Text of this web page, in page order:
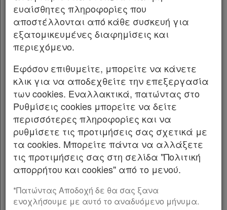
Άρθρο 6
ΚΕΦΑΛΑΙΟ Γ’ [-]
Άρθρο 7 [-]
Παρ.1
Παρ.2
Παρ.3
Παρ.4
Παρ.5
Παρ.6
Παρ.7
Παρ.8
Παρ.9
Παρ.10
Άρθρο 8 [-]
Παρ.1
Παρ.2
προστασία και διάχυση της ελληνικής
γλώσσας, στο πλαίσιο της διαφύ λαξης και
ανάδειξης της άυλης πολιτιστικής
κληρονομιάς Ρυθμίσεις για τον
εκσυγχρονισμό της εμπορικής πολιτικής του
Οργανισμού Διαχείρι σης και Ανάπτυξης
Πολιτιστικών Πόρων και λοιπές διατάξεις των
Υπουργείων Πολιτισμού και Παιδείας,
Θρησκευμάτων και Αθλητισμού.
Η ΠΡΟΕΔΡΟΣ
ΤΗΣ ΕΛΛΗΝΙΚΗΣ ΔΗΜΟΚΡΑΤΙΑΣ
Εκδίδομε τον ακόλουθο νόμο που ψήφισε η
Βουλή: ΠΙΝΑΚΑΣ ΠΕΡΙΕΧΟΜΕΝΩΝ
ευαίσθητες πληροφορίες που
αποστέλλονται από κάθε συσκευή για
εξατομικευμένες διαφημίσεις και
περιεχόμενο.
Εφόσον επιθυμείτε, μπορείτε να κάνετε
κλικ για να αποδεχθείτε την επεξεργασία
των cookies. Εναλλακτικά, πατώντας στο
Ρυθμίσεις cookies μπορείτε να δείτε
περισσότερες πληροφορίες και να
ρυθμίσετε τις προτιμήσεις σας σχετικά με
τα cookies. Μπορείτε πάντα να αλλάξετε
τις προτιμήσεις σας στη σελίδα "Πολιτική
απορρήτου και cookies" από το μενού.
*Πατώντας Αποδοχή δε θα σας ξανα
ενοχλήσουμε με αυτό το αναδυόμενο μήνυμα.